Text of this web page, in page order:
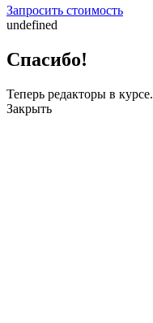
Запросить стоимость
undefined
Спасибо!
Теперь редакторы в курсе.
Закрыть